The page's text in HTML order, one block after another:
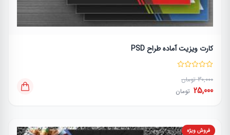
کارت ویزیت آماده طراح PSD
30,000 تومان
25,000 تومان
فروش ویژه